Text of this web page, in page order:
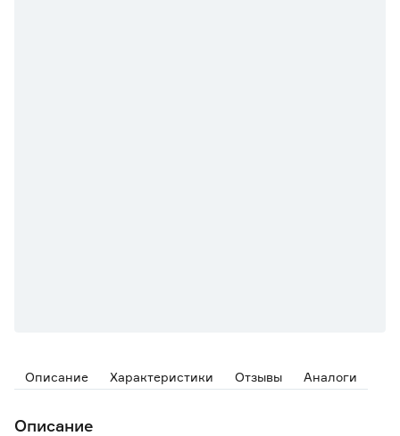
Описание Характеристики Отзывы Аналоги
Описание